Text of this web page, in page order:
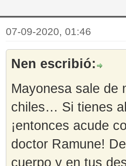
07-09-2020, 01:46
Nen escribió:
Mayonesa sale
chiles… Si tienes
¡entonces acude
doctor Ramune!
cuerpo y en tus